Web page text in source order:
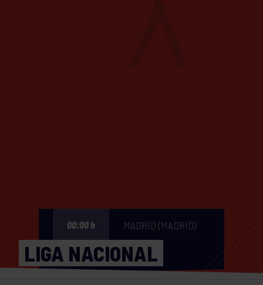
00:00 h MADRID (MADRID)
LIGA NACIONAL